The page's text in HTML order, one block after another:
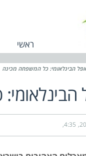
ראשי
הבינלאומי: כל המשפחה מכינה
4:35